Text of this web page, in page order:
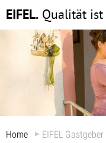
Home EIFEL Gastgeber
EIFEL. Qualität ist